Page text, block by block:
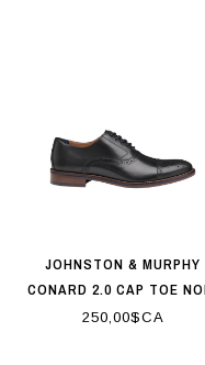
JOHNSTON & MURPHY
CONARD 2.0 CAP TOE
250,00$CA